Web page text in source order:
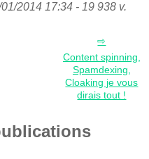
2014 17:34 - 19 938 v.
Content spinning,
Spamdexing,
Cloaking je vous
dirais tout !